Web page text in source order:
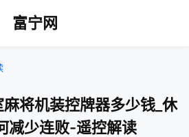
富宁网
将机装控牌器多少钱_休
减少连败-遥控解读